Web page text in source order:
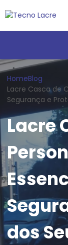
HomeBlog
Lacre Casca de
Segurança e
Lacre
dos